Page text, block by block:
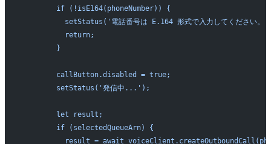
        if (!isE164(phoneNumber)) {
setStatus('電話番号は E.164 形式で入力してください。
          return;
        }
        callButton.disabled = true;
        setStatus('発信中...');
        let result;
        if (selectedQueueArn) {
result = await